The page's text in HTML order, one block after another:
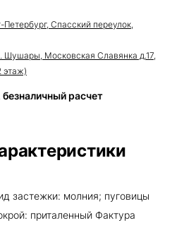
Спасский переулок,
Шушары, Московская Славянка д.17,
этаж)
расчет
застежки: молния; пуговицы
приталенный Фактура